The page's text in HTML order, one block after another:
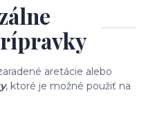
aretácie alebo
, ktoré je možné použiť na